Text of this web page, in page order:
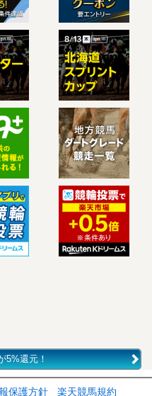
5%還元！
保護方針 楽天競馬規約